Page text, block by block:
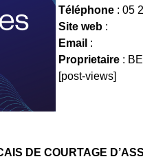
Téléphone : 05
Site web :
Email :
Proprietaire :
[post-views]
DE COURTAGE